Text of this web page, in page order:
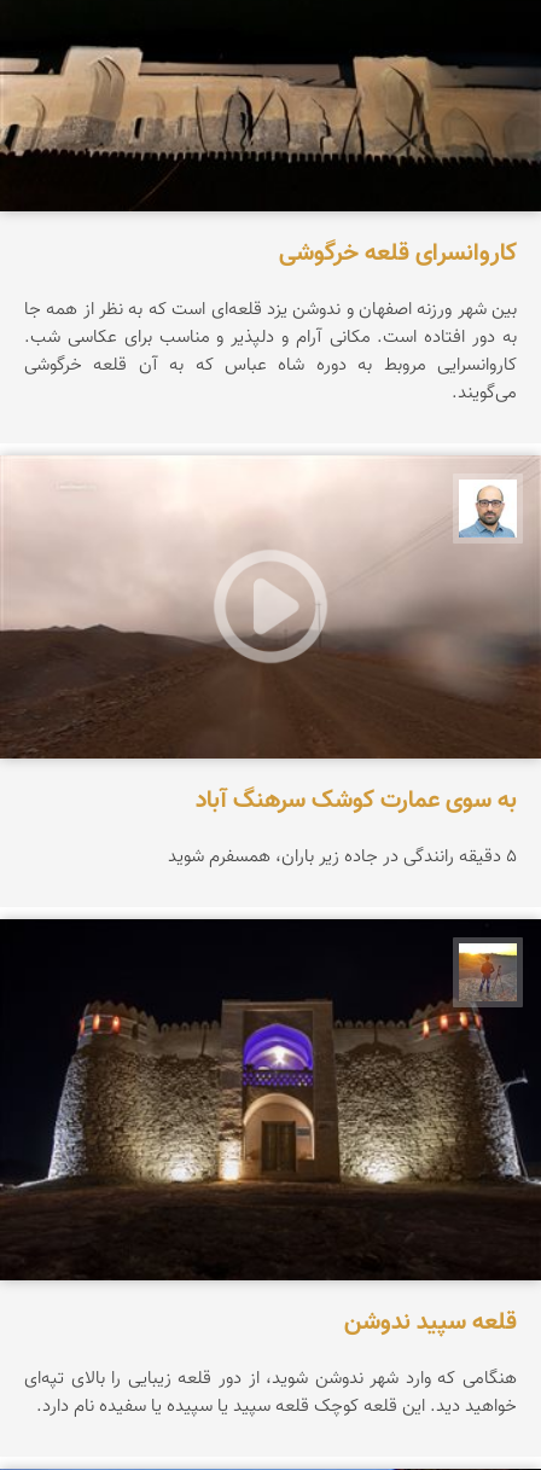
کاروانسرای قلعه خرگوشی
بین شهر ورزنه اصفهان و ندوشن یزد قلعه‌ای است که به نظر از همه جا
به دور افتاده است. مکانی آرام و دلپذیر و مناسب برای عکاسی شب.
کاروانسرایی مروبط به دوره شاه عباس که به آن قلعه خرگوشی
می‌گویند.
به سوی عمارت کوشک سرهنگ آباد
۵ دقیقه رانندگی در جاده زیر باران، همسفرم شوید
قلعه سپید ندوشن
هنگامی که وارد شهر ندوشن شوید، از دور قلعه زیبایی را بالای تپه‌ای
خواهید دید. این قلعه کوچک قلعه سپید یا سپیده یا سفیده نام دارد.